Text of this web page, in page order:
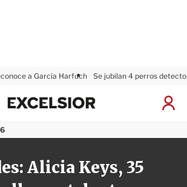
a García Harfuch Se jubilan 4 perros
I
x
l
i
o
Alicia Keys, 35